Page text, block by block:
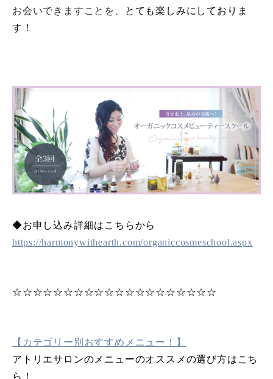
お会いできますことを、
とても楽しみにしておりま
す！
◆お申し込み詳細はこちらから
https://harmonywithearth.com/organiccosmeschool.aspx
☆☆☆☆☆☆☆☆☆☆☆☆☆☆☆☆☆☆☆☆
【カテゴリー別おすすめメニュー！】
アトリエサロンのメニューのオススメの選び方はこち
ら！